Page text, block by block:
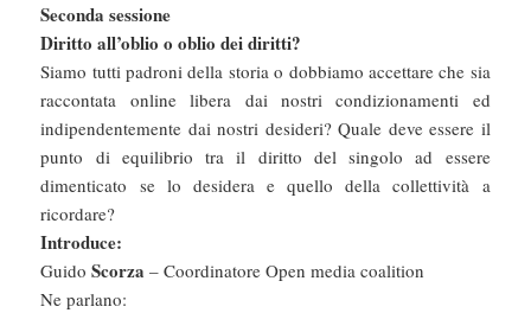
Seconda sessione
Diritto all’oblio o oblio dei diritti?
Siamo tutti padroni della storia o dobbiamo accettare che sia
raccontata online libera dai nostri condizionamenti ed
indipendentemente dai nostri desideri? Quale deve essere il
punto di equilibrio tra il diritto del singolo ad essere
dimenticato se lo desidera e quello della collettività a
ricordare?
Introduce:
GuidoScorza – Coordinatore Open media coalition
Ne parlano: